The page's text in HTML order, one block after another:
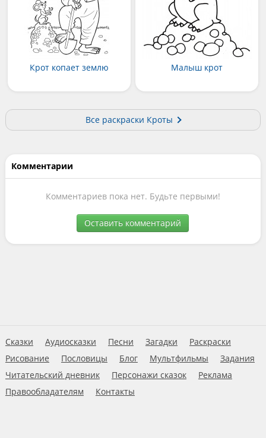
Крот копает землю Малыш крот
Все раскраски Кроты
Комментарии
Комментариев пока нет. Будьте первыми!
Оставить комментарий
Сказки Аудиосказки Песни Загадки
Раскраски
Рисование
Пословицы Блог Мультфильмы
Задания
Читательский дневник
Персонажи сказок
Реклама
Правообладателям
Контакты